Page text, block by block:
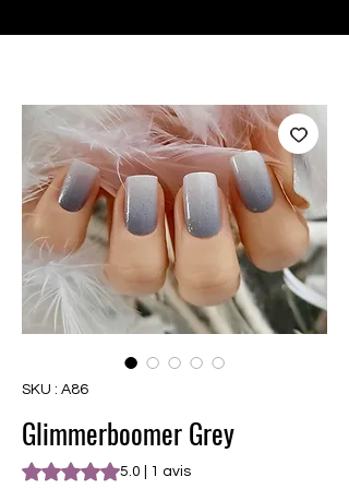
SKU : A86
Glimmerboomer Grey
La note est de 5.0 sur cinq étoiles sur la
5.0 | 1 avis